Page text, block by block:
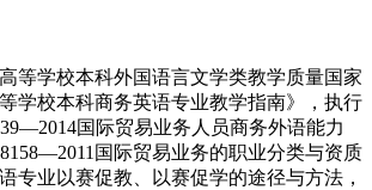
等学校本科外国语言文学类教学质量国家
学校本科商务英语专业教学指南》，执行
国际贸易业务人员商务外语能力
国际贸易业务的职业分类与资质
专业以赛促教、以赛促学的途径与方法，